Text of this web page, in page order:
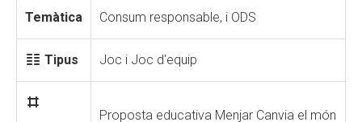
Temàtica
Consum responsable, i ODS
Tipus Joc i Joc d'equip
Proposta educativa Menjar Canvia el món